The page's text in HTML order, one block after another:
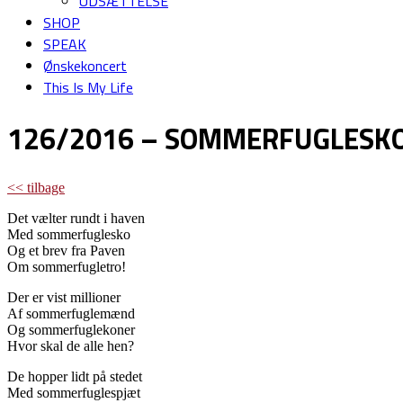
SHOP
SPEAK
Ønskekoncert
This Is My Life
126/2016 –
<< tilbage
Det vælter rundt i haven
Med sommerfuglesko
Og et brev fra Paven
Om sommerfugletro!
Der er vist millioner
Af sommerfuglemænd
Og sommerfuglekoner
Hvor skal de alle hen?
De hopper lidt på stedet
Med sommerfuglespjæt